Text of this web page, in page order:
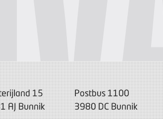
15
AJ Bunnik
Postbus 1100
3980 DC Bunnik